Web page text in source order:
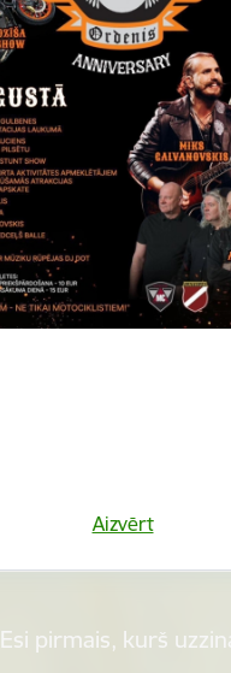
Aizvērt
Esi pirmais, kurš